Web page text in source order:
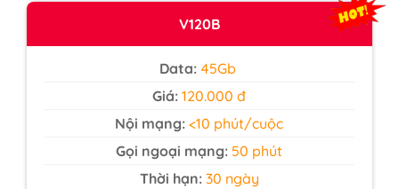
V120B
Data: 45Gb
Giá:120.000 đ
Nội mạng:<10 phút/cuộc
Gọi ngoại mạng: 50 phút
Thời hạn:30 ngày